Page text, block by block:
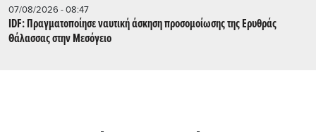
07/08/2026 - 08:47
IDF: Πραγματοποίησε ναυτική άσκηση προσομοίωσης της Ερυθράς
Θάλασσας στην Μεσόγειο